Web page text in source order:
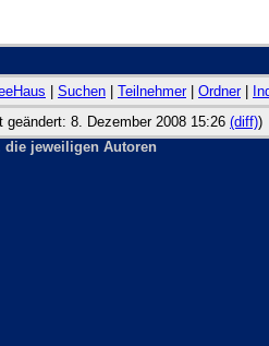
Suchen Teilnehmer| Ordner|
geändert: 8. Dezember 2008 15:26 (diff))
jeweiligen Autoren